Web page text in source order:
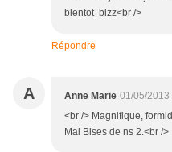
bientot bizz<br />
Répondre
A Anne Marie 01/05/2013
<br /> Magnifique,
Mai Bises de ns 2.<br />